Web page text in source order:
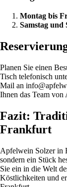
Montag bis
Samstag und
Planen Sie einen
Tisch telefonisch
Mail an
Ihnen das Team
Fazit:
Frankfurt
Apfelwein Solzer in
sondern ein Stück
Sie ein in die Welt
Köstlichkeiten und